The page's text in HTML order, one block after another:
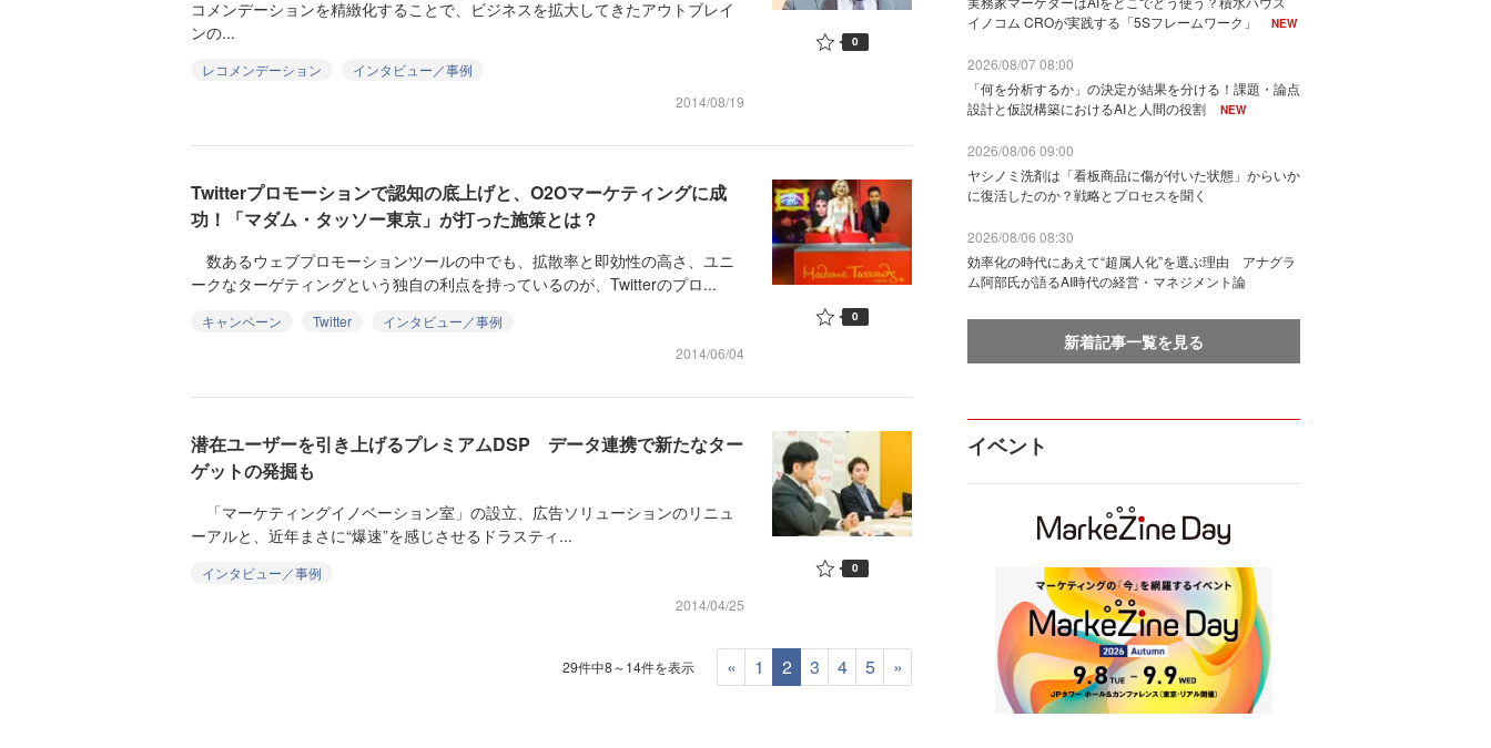
コメンデーションを精緻化することで、ビジネスを拡大してきたアウトブレイ
ンの...
レコメンデーション
インタビュー／事例
2014/08/19
0
Twitterプロモーションで認知の底上げと、O2Oマーケティングに成
功！「マダム・タッソー東京」が打った施策とは？
数あるウェブプロモーションツールの中でも、拡散率と即効性の高さ、ユニ
ークなターゲティングという独自の利点を持っているのが、Twitterのプロ...
キャンペーン Twitter
インタビュー／事例
2014/06/04
0
潜在ユーザーを引き上げるプレミアムDSP データ連携で新たなター
ゲットの発掘も
「マーケティングイノベーション室」の設立、広告ソリューションのリニュ
ーアルと、近年まさに“爆速”を感じさせるドラスティ...
インタビュー／事例
2014/04/25
0
29件中8～14件を表示 « 1 2 3 4 5 »
イノコム CROが実践する「5Sフレームワーク」
NEW
2026/08/07 08:00
「何を分析するか」の決定が結果を分ける！課題・論点
設計と仮説構築におけるAIと人間の役割
NEW
2026/08/06 09:00
ヤシノミ洗剤は「看板商品に傷が付いた状態」からいか
に復活したのか？戦略とプロセスを聞く
2026/08/06 08:30
効率化の時代にあえて“超属人化”を選ぶ理由 アナグラ
ム阿部氏が語るAI時代の経営・マネジメント論
新着記事一覧を見る
イベント